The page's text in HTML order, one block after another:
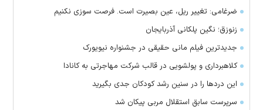
ضرغامی: تغییر ریل، عین بصیرت است. فرصت سوزی نکنیم
زنوزق؛ نگین پلکانی آذربایجان
جدیدترین فیلم مانی حقیقی در جشنواره نیویورک
کلاهبرداری و پولشویی در قالب شرکت مهاجرتی به کانادا
این درد‌ها را در سنین رشد کودکان جدی بگیرید
سرپرست سابق استقلال مربی پیکان شد